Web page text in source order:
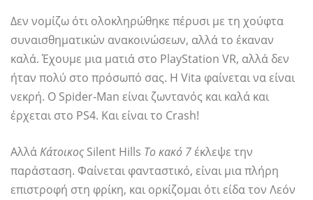
Δεν νομίζω ότι ολοκληρώθηκε πέρυσι με τη χούφτα
συναισθηματικών ανακοινώσεων, αλλά το έκαναν
καλά. Έχουμε μια ματιά στο PlayStation VR, αλλά δεν
ήταν πολύ στο πρόσωπό σας. Η Vita φαίνεται να είναι
νεκρή. Ο Spider-Man είναι ζωντανός και καλά και
έρχεται στο PS4. Και είναι το Crash!
ΑλλάΚάτοικος Silent Hills Το κακό 7έκλεψε την
παράσταση. Φαίνεται φανταστικό, είναι μια πλήρη
επιστροφή στη φρίκη, και ορκίζομαι ότι είδα τον Λεόν